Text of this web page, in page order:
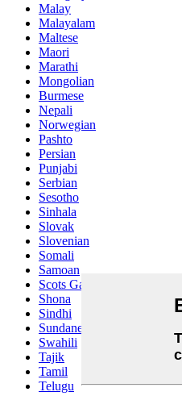
Malay
Malayalam
Maltese
Maori
Marathi
Mongolian
Burmese
Nepali
Norwegian
Pashto
Persian
Punjabi
Serbian
Sesotho
Sinhala
Slovak
Slovenian
Somali
Samoan
Scots Gaelic
Shona
Sindhi
Sundanese
Swahili
Tajik
Tamil
Telugu